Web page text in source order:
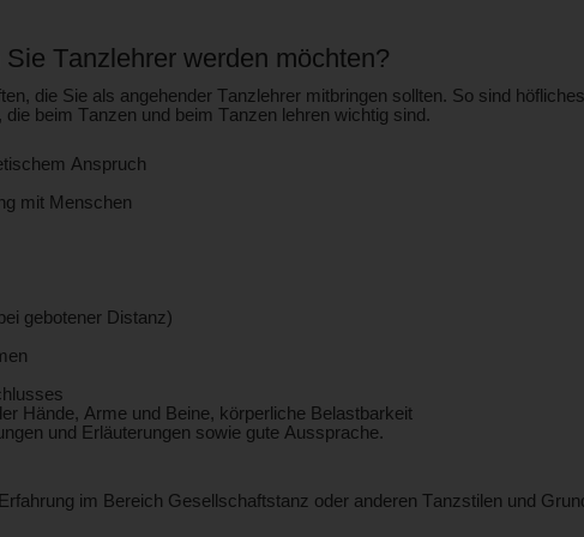
Tanzlehrer werden möchten?
die Sie als angehender Tanzlehrer mitbringen sollten. So sind
beim Tanzen und beim Tanzen lehren wichtig sind.
Anspruch
mit Menschen
gebotener Distanz)
Hände, Arme und Beine, körperliche Belastbarkeit
und Erläuterungen sowie gute Aussprache.
im Bereich Gesellschaftstanz oder anderen Tanzstilen und